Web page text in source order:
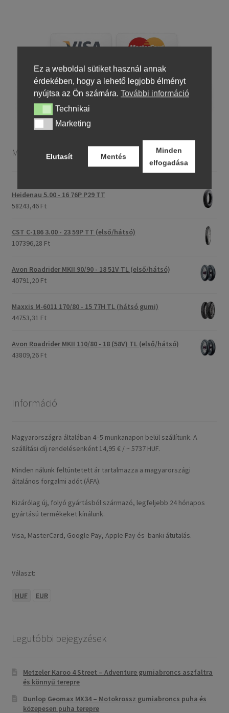
Motorkerékpár gumiabroncsok
Heidenau 5.00 - 16 76P P29 TT
58243,46 Ft
CST C-186 3.00 - 23 59P TT (első/hátsó)
107396,28 Ft
Avon Roadrider MKII 90/90 - 18 51V TL (első/hátsó)
40791,20 Ft
Maxxis M-6011 170/80 - 15 77H TL (hátsó gumi)
44753,31 Ft
Avon Roadrider MKII 110/80 - 18 (58V) TL (első/hátsó)
43809,26 Ft
Információ
Magyarországra általában 4–5 munkanapon belül szállítunk. A
szállítási díj rendelésenként 14,95 € / ~ 5737 HUF.
Minden nálunk feltüntetett ár tartalmazza a magyarországi
általános forgalmi adót (ÁFA).
Kizárólag új, folyó gyártásból származó, legfeljebb 24 hónapos
gyártású termékeket kínálunk.
Visa, MasterCard, Google Pay, Apple Pay és banki átutalás.
Választ:
HUF EUR
Legutóbbi bejegyzések
Metzeler Karoo 4 Street – Adventure gumiabroncs aszfaltra
és könnyű terepre
Dunlop Geomax MX34 – Motokrossz gumiabroncs puha és
közepesen puha terepre
Ez a weboldal sütiket használ annak
érdekében, hogy a lehető legjobb élményt
nyújtsa az Ön számára. További információ
TechnikaiTechnikai
MarketingMarketing
Elutasít Mentés
Minden
elfogadása